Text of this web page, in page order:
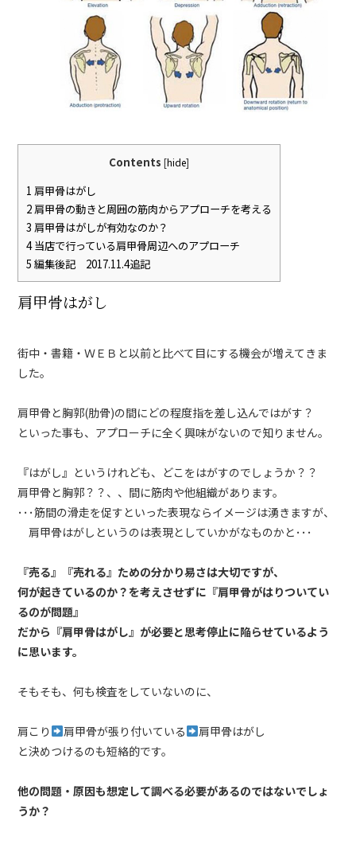
Contents [hide]
1 肩甲骨はがし
2肩甲骨の動きと周囲の筋肉からアプローチを考える
3 肩甲骨はがしが有効なのか？
4当店で行っている肩甲骨周辺へのアプローチ
5 編集後記 2017.11.4追記
肩甲骨はがし
街中・書籍・ＷＥＢと以前と比べて目にする機会が増えてきま
した。
肩甲骨と胸郭(肋骨)の間にどの程度指を差し込んではがす？
といった事も、アプローチに全く興味がないので知りません。
『はがし』というけれども、どこをはがすのでしょうか？？
肩甲骨と胸郭？？、、間に筋肉や他組織があります。
･･･筋間の滑走を促すといった表現ならイメージは湧きますが、
肩甲骨はがしというのは表現としていかがなものかと･･･
『売る』『売れる』ための分かり易さは大切ですが、
何が起きているのか？を考えさせずに『肩甲骨がはりついてい
るのが問題』
だから『肩甲骨はがし』が必要と思考停止に陥らせているよう
に思います。
そもそも、何も検査をしていないのに、
肩こり 肩甲骨が張り付いている
肩甲骨はがし
と決めつけるのも短絡的です。
他の問題・原因も想定して調べる必要があるのではないでしょ
うか？